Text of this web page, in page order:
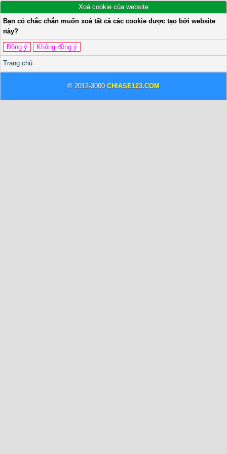
Xoá cookie của website
Bạn có chắc chắn muốn xoá tất cả các cookie được tạo bởi website
này?
Trang chủ
© 2012-3000 CHIASE123.COM